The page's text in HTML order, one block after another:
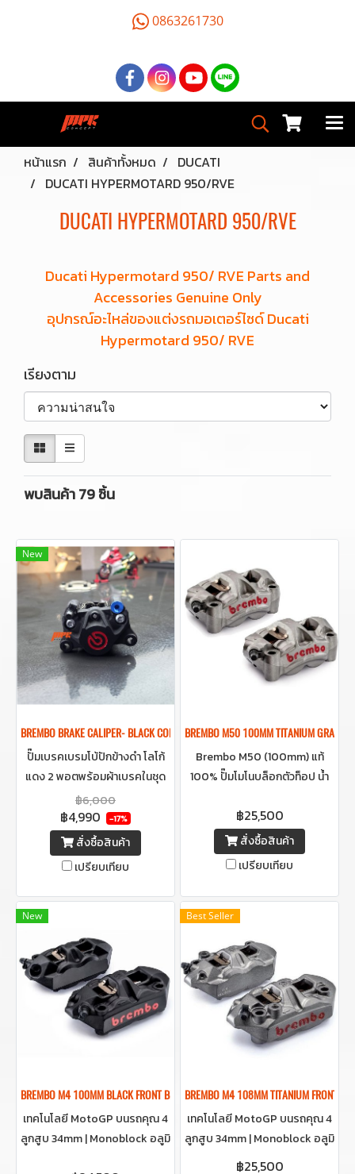
0863261730
หน้าแรก สินค้าทั้งหมด
DUCATI
DUCATI HYPERMOTARD 950/RVE
DUCATI HYPERMOTARD 950/RVE
Ducati Hypermotard 950/ RVE Parts and
Accessories Genuine Only
อุปกรณ์อะไหล่ของแต่งรถมอเตอร์ไซด์ Ducati
Hypermotard 950/ RVE
เรียงตาม
พบสินค้า 79 ชิ้น
New
ฺBREMBO BRAKE CALIPER- BLACK COLOR REAR BRAKE RED LOGO
ปั๊มเบรคเบรมโบ้ปักข้างดำ โลโก้
แดง 2 พอตพร้อมผ้าเบรคในชุด
ของแท้ มาพร้อมกล่อง สำหรับรถ
มอเตอรไซด์
฿6,000
฿4,990 -17%
สั่งซื้อสินค้า
เปรียบเทียบ
BREMBO M50 100MM TITANIUM
Brembo M50 (100mm) แท้
100% ปั๊มโมโนบล็อกตัวท็อป น้ำ
ความเร็ว
฿25,500
สั่งซื้อสินค้า
เปรียบเทียบ
New
BREMBO M4 100MM BLACK FRONT BRAKE CALIPER ปั๊มเบรคเบรมโบ้สีดำ
เทคโนโลยี MotoGP บนรถคุณ 4
ลูกสูบ 34mm | Monoblock อลูมิ
Best Seller
BREMBO M4 108MM TITANIUM
เทคโนโลยี MotoGP บนรถคุณ 4
ลูกสูบ 34mm | Monoblock อลูมิ
เนียม | น้ำหนักเบาเพียง 1,015 กรัม
฿25,500